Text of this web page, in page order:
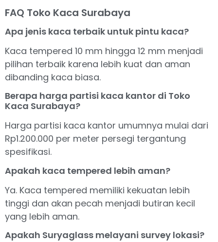
FAQ Toko Kaca Surabaya
Apa jenis kaca terbaik untuk pintu kaca?
Kaca tempered 10 mm hingga 12 mm menjadi
pilihan terbaik karena lebih kuat dan aman
dibanding kaca biasa.
Berapa harga partisi kaca kantor di Toko
Kaca Surabaya?
Harga partisi kaca kantor umumnya mulai dari
Rp1.200.000 per meter persegi tergantung
spesifikasi.
Apakah kaca tempered lebih aman?
Ya. Kaca tempered memiliki kekuatan lebih
tinggi dan akan pecah menjadi butiran kecil
yang lebih aman.
Apakah Suryaglass melayani survey lokasi?